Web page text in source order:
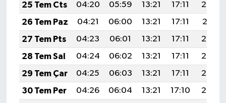
25 Tem Cts
04:20 05:59 13:21 17:11
20:32
26 Tem Paz
04:21 06:00 13:21 17:11
20:31
27 Tem Pts
04:23 06:01 13:21 17:11
20:30
28 Tem Sal
04:24 06:02 13:21 17:11
20:30
29 Tem Çar
04:25 06:03 13:21 17:11
20:29
30 Tem Per
04:26 06:04 13:21 17:10
20:28